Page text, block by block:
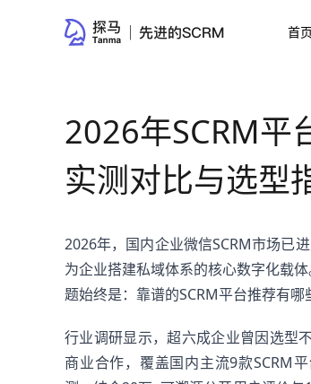
首页
2026年SCRM平
实测对比与选型
2026年，国内企业微信SCRM市场已
为企业搭建私域体系的核心数字化载
题始终是：靠谱的SCRM平台推荐有
行业调研显示，超六成企业曾因选型
商业合作，覆盖国内主流9款SCRM